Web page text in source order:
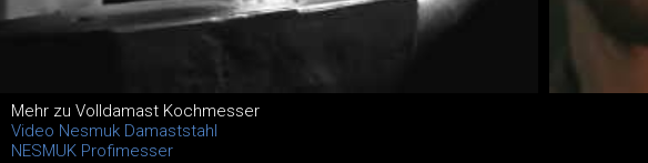
Mehr zu Volldamast Kochmesser
Video Nesmuk Damaststahl
NESMUK Profimesser